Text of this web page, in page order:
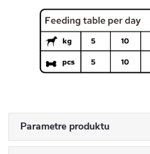
Parametre produktu